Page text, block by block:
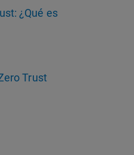
¿Qué es
Trust